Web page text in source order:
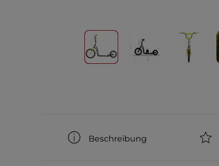
Beschreibung